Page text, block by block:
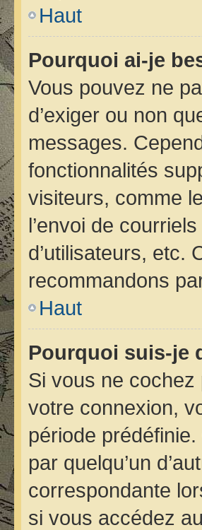
Haut
Pourquoi ai-je
Vous pouvez ne
d’exiger ou non
messages.
fonctionnalités
visiteurs, comme
l’envoi de
d’utilisateurs, etc.
recommandons
Haut
Pourquoi suis-je
Si vous ne cochez
votre connexion,
période
par quelqu’un
correspondante
si vous accédez